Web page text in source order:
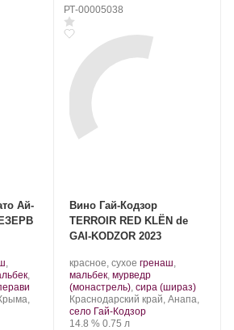
Ай-
,
,
РТ-00005038
Вино Гай-Кодзор
TERROIR RЕD KLЁN de
GAI-KODZOR 2023
Производитель:
Гай-
Кодзор.
красное, сухое .
Сорт
винограда:
гренаш,
мальбек, мурведр
(монастрель), сира (шираз).
Регион:
Краснодарский край, Анапа,
село Гай-Кодзор
Крепость
14.8 %. Объем
0.75 л